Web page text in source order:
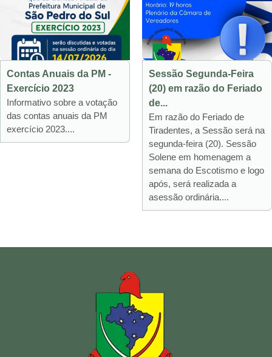
Contas Anuais da PM -
Exercício 2023
Informativo sobre a votação
das contas anuais da PM
exercício 2023....
Sessão Segunda-Feira
(20) em razão do Feriado
de...
Em razão do Feriado de
Tiradentes, a Sessão será na
segunda-feira (20). Sessão
Solene em homenagem a
semana do Escotismo e logo
após, será realizada a
asessão ordinária....